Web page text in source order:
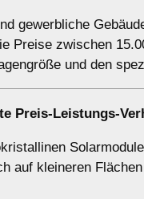
gewerbliche
Preise zwischen
und den
Preis-Leistungs-
auf kleineren